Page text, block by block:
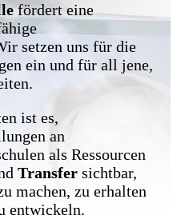
fördert eine
setzen uns für die
ein und für all jene,
ist es,
an
als Ressourcen
Transfer sichtbar,
machen, zu erhalten
entwickeln.